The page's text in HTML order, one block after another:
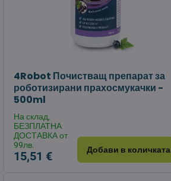
4Robot Почистващ препарат за
роботизирани прахосмукачки -
500ml
На склад,
БЕЗПЛАТНА
ДОСТАВКА от
99лв.
15,51 € Добави в количката